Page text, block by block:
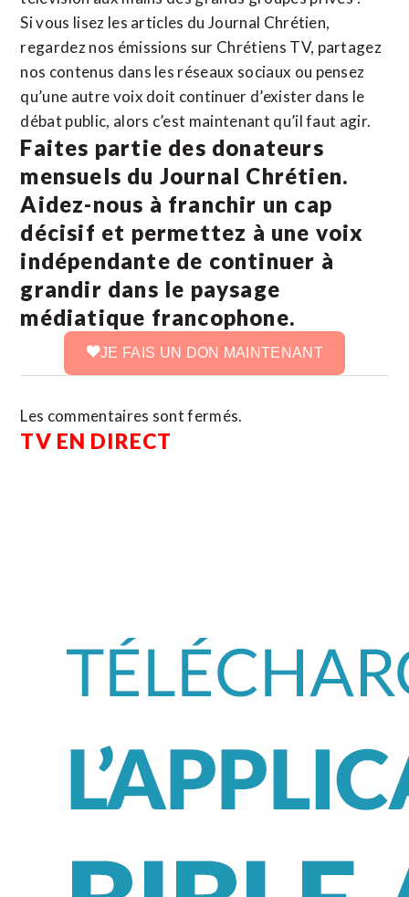
Si vous lisez les articles du Journal Chrétien,
regardez nos émissions sur Chrétiens TV, partagez
nos contenus dans les réseaux sociaux ou pensez
qu’une autre voix doit continuer d’exister dans le
débat public, alors c’est maintenant qu’il faut agir.
Faites partie des donateurs
mensuels du Journal Chrétien.
Aidez-nous à franchir un cap
décisif et permettez à une voix
indépendante de continuer à
grandir dans le paysage
médiatique francophone.
JE FAIS UN DON MAINTENANT
Les commentaires sont fermés.
TV EN DIRECT